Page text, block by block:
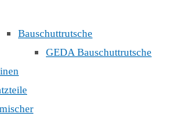
Bauschuttrutsche
GEDA Bauschuttrutsche